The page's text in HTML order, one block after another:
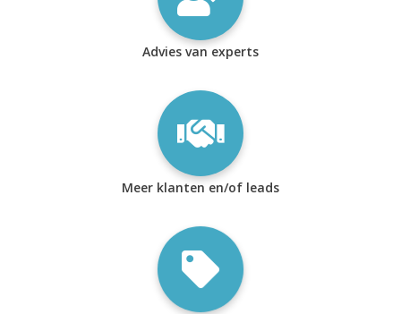
Advies van experts
Meer klanten en/of leads